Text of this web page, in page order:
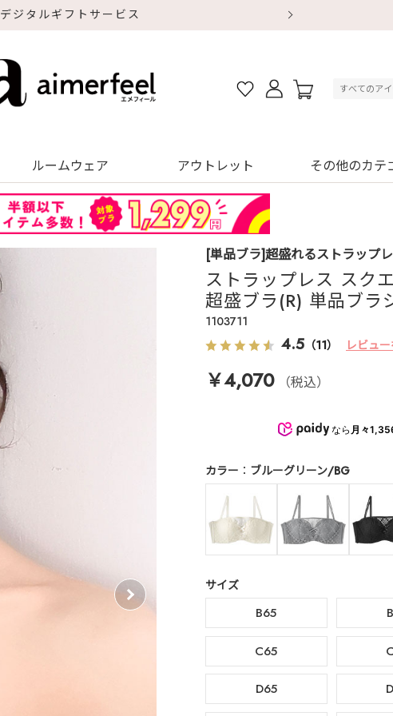
デジタルギフトサービス
ルームウェア アウトレット その他のカテ
[単品ブラ]超盛れるストラップ
ストラップレス スク
超盛ブラ(R) 単品ブラ
1103711
4.5 （11） レビュ
￥4,070 （税込）
なら 月々
カラー ブルーグリーン/BG
サイズ
B65
C65
D65